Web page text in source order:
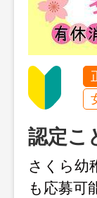
認定こ
さくら幼
も応募可